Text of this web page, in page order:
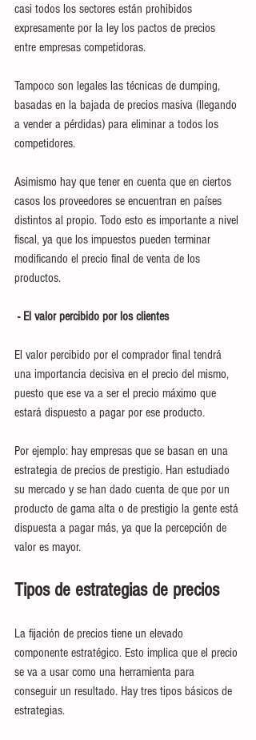
casi todos los sectores están prohibidos
expresamente por la ley los pactos de precios
entre empresas competidoras.
Tampoco son legales las técnicas de dumping,
basadas en la bajada de precios masiva (llegando
a vender a pérdidas) para eliminar a todos los
competidores.
Asimismo hay que tener en cuenta que en ciertos
casos los proveedores se encuentran en países
distintos al propio. Todo esto es importante a nivel
fiscal, ya que los impuestos pueden terminar
modificando el precio final de venta de los
productos.
- El valor percibido por los clientes
El valor percibido por el comprador final tendrá
una importancia decisiva en el precio del mismo,
puesto que ese va a ser el precio máximo que
estará dispuesto a pagar por ese producto.
Por ejemplo: hay empresas que se basan en una
estrategia de precios de prestigio. Han estudiado
su mercado y se han dado cuenta de que por un
producto de gama alta o de prestigio la gente está
dispuesta a pagar más, ya que la percepción de
valor es mayor.
Tipos de estrategias de precios
La fijación de precios tiene un elevado
componente estratégico. Esto implica que el precio
se va a usar como una herramienta para
conseguir un resultado. Hay tres tipos básicos de
estrategias.